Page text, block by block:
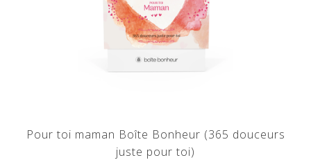
Pour toi maman Boîte Bonheur (365 douceurs
juste pour toi)